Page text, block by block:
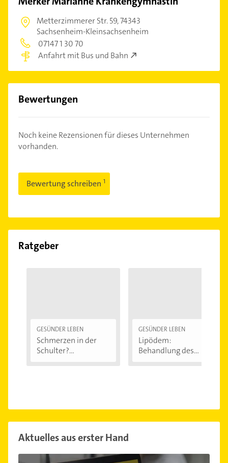
Metterzimmerer Str. 59,74343
Sachsenheim-Kleinsachsenheim
07147 1 30 70
Anfahrt mit Bus und Bahn
Bewertungen
Noch keine Rezensionen für dieses Unternehmen
vorhanden.
Bewertung schreiben
Ratgeber
GESÜNDER LEBEN
Schmerzen in der
Schulter?
GESÜNDER LEBEN
Lipödem:
Behandlung des
Aktuelles aus erster Hand